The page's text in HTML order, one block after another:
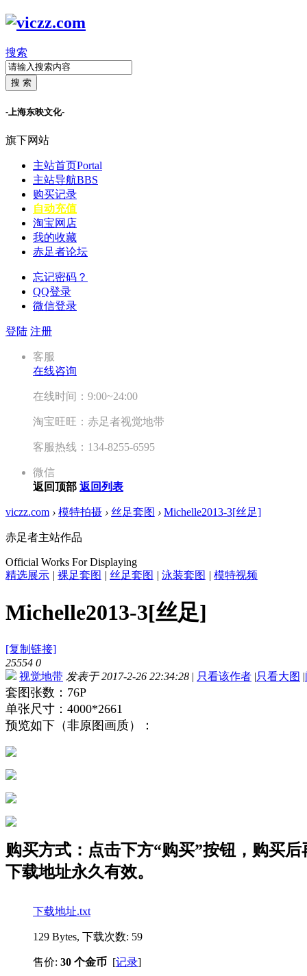
搜索
搜 索
-上海东映文化-
旗下网站
主站首页Portal
主站导航BBS
购买记录
自动充值
淘宝网店
我的收藏
赤足者论坛
忘记密码？
QQ登录
微信登录
登陆 注册
客服
在线咨询
在线时间：9:00~24:00
淘宝旺旺：赤足者视觉地带
客服热线：134-8255-6595
微信
返回顶部 返回列表
viczz.com › 模特拍摄 › 丝足套图 › Michelle2013-3[丝足]
赤足者主站作品
Official Works For Displaying
精选展示 | 裸足套图 | 丝足套图 | 泳装套图 | 模特视频
Michelle2013-3[丝足]
[复制链接]
25554 0
视觉地带 发表于 2017-2-26 22:34:28 | 只看该作者 |只看大图 |
套图张数：76P
单张尺寸：4000*2661
预览如下（非原图画质）：
购买方式：点击下方“购买”按钮，购买
下载地址永久有效。
下载地址.txt
129 Bytes, 下载次数: 59
售价: 30 个金币 [记录]